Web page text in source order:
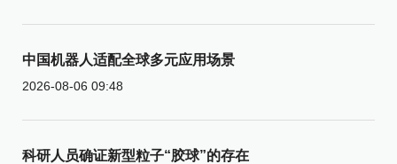
中国机器人适配全球多元应用场景
2026-08-06 09:48
科研人员确证新型粒子“胶球”的存在